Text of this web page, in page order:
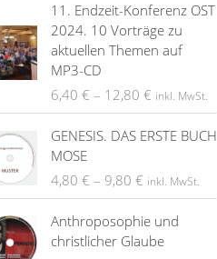
11. Endzeit-Konferenz OST
2024. 10 Vorträge zu
aktuellen Themen auf
MP3-CD
6,40 € – 12,80 € inkl. MwSt.
GENESIS. DAS ERSTE BUCH
MOSE
4,80 € – 9,80 € inkl. MwSt.
Anthroposophie und
christlicher Glaube